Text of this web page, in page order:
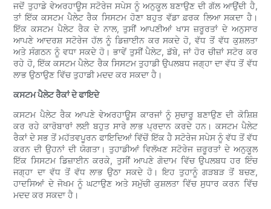
ਜਦੋਂ ਤੁਹਾਡੇ ਵੇਅਰਹਾਊਸ ਸਟੋਰੇਜ ਸਪੇਸ ਨੂੰ ਅਨੁਕੂਲ ਬਣਾਉਣ ਦੀ ਗੱਲ ਆਉਂਦੀ ਹੈ,
ਤਾਂ ਇੱਕ ਕਸਟਮ ਪੈਲੇਟ ਰੈਕ ਸਿਸਟਮ ਹੋਣਾ ਬਹੁਤ ਵੱਡਾ ਫ਼ਰਕ ਲਿਆ ਸਕਦਾ ਹੈ।
ਇੱਕ ਕਸਟਮ ਪੈਲੇਟ ਰੈਕ ਦੇ ਨਾਲ, ਤੁਸੀਂ ਆਪਣੀਆਂ ਖਾਸ ਜ਼ਰੂਰਤਾਂ ਦੇ ਅਨੁਸਾਰ
ਆਪਣੇ ਆਦਰਸ਼ ਸਟੋਰੇਜ ਹੱਲ ਨੂੰ ਡਿਜ਼ਾਈਨ ਕਰ ਸਕਦੇ ਹੋ, ਵੱਧ ਤੋਂ ਵੱਧ ਕੁਸ਼ਲਤਾ
ਅਤੇ ਸੰਗਠਨ ਨੂੰ ਵਧਾ ਸਕਦੇ ਹੋ। ਭਾਵੇਂ ਤੁਸੀਂ ਪੈਲੇਟ, ਡੱਬੇ, ਜਾਂ ਹੋਰ ਚੀਜ਼ਾਂ ਸਟੋਰ ਕਰ
ਰਹੇ ਹੋ, ਇੱਕ ਕਸਟਮ ਪੈਲੇਟ ਰੈਕ ਸਿਸਟਮ ਤੁਹਾਡੀ ਉਪਲਬਧ ਜਗ੍ਹਾ ਦਾ ਵੱਧ ਤੋਂ ਵੱਧ
ਲਾਭ ਉਠਾਉਣ ਵਿੱਚ ਤੁਹਾਡੀ ਮਦਦ ਕਰ ਸਕਦਾ ਹੈ।
ਕਸਟਮ ਪੈਲੇਟ ਰੈਕਾਂ ਦੇ ਫਾਇਦੇ
ਕਸਟਮ ਪੈਲੇਟ ਰੈਕ ਆਪਣੇ ਵੇਅਰਹਾਊਸ ਕਾਰਜਾਂ ਨੂੰ ਸੁਚਾਰੂ ਬਣਾਉਣ ਦੀ ਕੋਸ਼ਿਸ਼
ਕਰ ਰਹੇ ਕਾਰੋਬਾਰਾਂ ਲਈ ਬਹੁਤ ਸਾਰੇ ਲਾਭ ਪ੍ਰਦਾਨ ਕਰਦੇ ਹਨ। ਕਸਟਮ ਪੈਲੇਟ
ਰੈਕਾਂ ਦੇ ਸਭ ਤੋਂ ਮਹੱਤਵਪੂਰਨ ਫਾਇਦਿਆਂ ਵਿੱਚੋਂ ਇੱਕ ਹੈ ਸਟੋਰੇਜ ਸਪੇਸ ਨੂੰ ਵੱਧ ਤੋਂ ਵੱਧ
ਕਰਨ ਦੀ ਉਹਨਾਂ ਦੀ ਯੋਗਤਾ। ਤੁਹਾਡੀਆਂ ਵਿਲੱਖਣ ਸਟੋਰੇਜ ਜ਼ਰੂਰਤਾਂ ਦੇ ਅਨੁਕੂਲ
ਇੱਕ ਸਿਸਟਮ ਡਿਜ਼ਾਈਨ ਕਰਕੇ, ਤੁਸੀਂ ਆਪਣੇ ਗੋਦਾਮ ਵਿੱਚ ਉਪਲਬਧ ਹਰ ਇੰਚ
ਜਗ੍ਹਾ ਦਾ ਵੱਧ ਤੋਂ ਵੱਧ ਲਾਭ ਉਠਾ ਸਕਦੇ ਹੋ। ਇਹ ਤੁਹਾਨੂੰ ਗੜਬੜ ਤੋਂ ਬਚਣ,
ਹਾਦਸਿਆਂ ਦੇ ਜੋਖਮ ਨੂੰ ਘਟਾਉਣ ਅਤੇ ਸਮੁੱਚੀ ਕੁਸ਼ਲਤਾ ਵਿੱਚ ਸੁਧਾਰ ਕਰਨ ਵਿੱਚ
ਮਦਦ ਕਰ ਸਕਦਾ ਹੈ।